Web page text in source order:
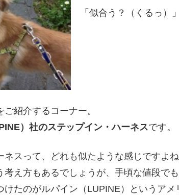
「似合う？（くるっ）」
紹介するコーナー。
）社のステップイン・ハーネスです。
スって、どれも似たような感じですよね
え方もあるでしょうが、手頃な値段で
たのがルパイン（LUPINE）というアメ